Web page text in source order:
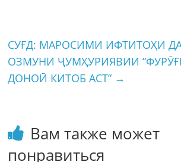
СУҒД: МАРОСИМИ ИФТИТОҲИ
ОЗМУНИ ҶУМҲУРИЯВИИ
ДОНОӢ КИТОБ АСТ” →
Вам также может
понравиться